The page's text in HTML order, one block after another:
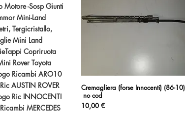
Motore -Sosp Giunti
Mini-Land
Tergicristallo,
Mini Land
Copriruota
Rover Toyota
Ricambi ARO10
AUSTIN ROVER
Ric INNOCENTI
MERCEDES
Vista rapida
Cremagliera (forse Innocenti) (86-10)
no cod
Prezzo
10,00 €